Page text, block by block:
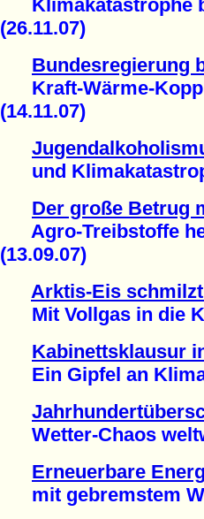
Klimakatastrophe
(26.11.07)
Bundesregierung
Kraft-Wärme-
(14.11.07)
und
Der große Betrug
Agro-Treibstoffe
(13.09.07)
Arktis-Eis
Mit Vollgas in die
Kabinettsklausur
Ein Gipfel an
Wetter-Chaos
Erneuerbare
mit gebremstem